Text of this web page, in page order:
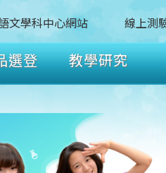
文學科中心網站 線上測
選登
教學研究